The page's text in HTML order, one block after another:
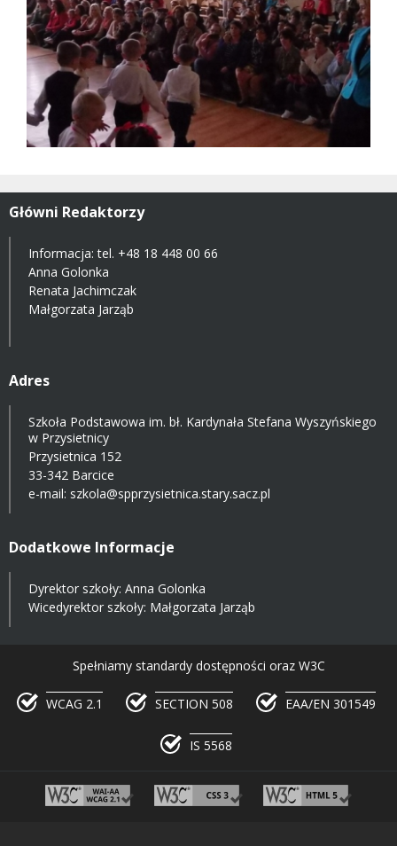
Główni Redaktorzy
Informacja: tel. +48 18 448 00 66
Anna Golonka
Renata Jachimczak
Małgorzata Jarząb
Adres
Szkoła Podstawowa im. bł. Kardynała Stefana Wyszyńskiego
w Przysietnicy
Przysietnica 152
33-342 Barcice
e-mail: szkola@spprzysietnica.stary.sacz.pl
Dodatkowe Informacje
Dyrektor szkoły: Anna Golonka
Wicedyrektor szkoły: Małgorzata Jarząb
Spełniamy standardy dostępności oraz W3C
WCAG 2.1 SECTION 508 EAA/EN 301549
IS 5568